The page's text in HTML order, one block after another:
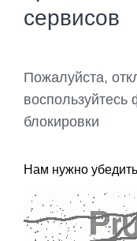
сервисов
Пожалуйста,
блокировки
Нам нужно